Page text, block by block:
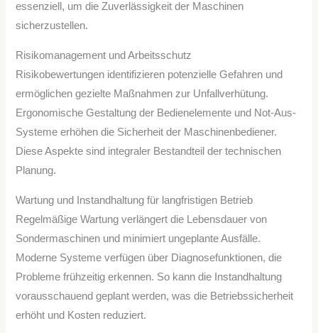
essenziell, um die Zuverlässigkeit der Maschinen
sicherzustellen.
Risikomanagement und Arbeitsschutz
Risikobewertungen identifizieren potenzielle Gefahren und
ermöglichen gezielte Maßnahmen zur Unfallverhütung.
Ergonomische Gestaltung der Bedienelemente und Not-Aus-
Systeme erhöhen die Sicherheit der Maschinenbediener.
Diese Aspekte sind integraler Bestandteil der technischen
Planung.
Wartung und Instandhaltung für langfristigen Betrieb
Regelmäßige Wartung verlängert die Lebensdauer von
Sondermaschinen und minimiert ungeplante Ausfälle.
Moderne Systeme verfügen über Diagnosefunktionen, die
Probleme frühzeitig erkennen. So kann die Instandhaltung
vorausschauend geplant werden, was die Betriebssicherheit
erhöht und Kosten reduziert.